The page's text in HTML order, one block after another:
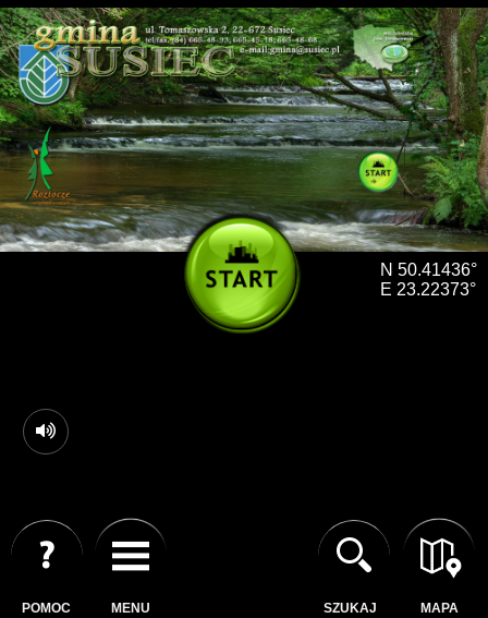
Mapa serwisu
N 50.41436°
E 23.22373°
MENU MAPA
POMOC SZUKAJ